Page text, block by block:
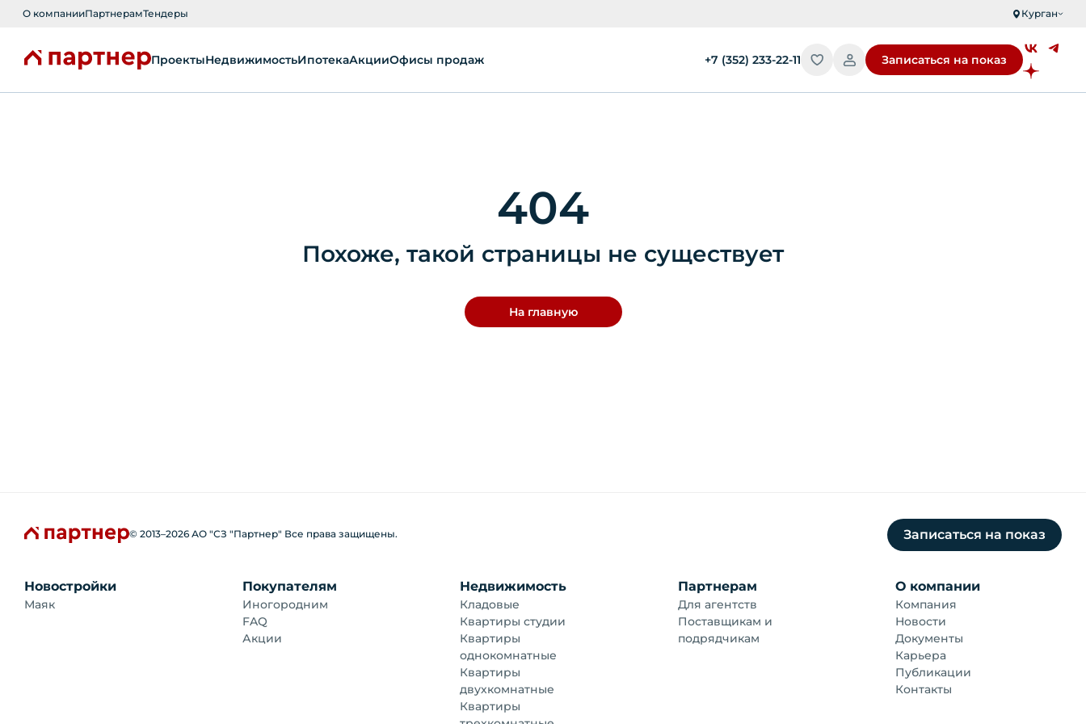
О компанииПартнерамТендеры Курган
ПроектыНедвижимостьИпотекаАкцииОфисы продаж +7 (352) 233-22-11 Записаться на показ
404
Похоже, такой страницы не существует
На главную
© 2013–2026 АО "СЗ "Партнер" Все права защищены. Записаться на показ
Новостройки
Маяк
Покупателям
Иногородним
FAQ
Акции
Недвижимость
Кладовые
Квартиры студии
Квартиры
однокомнатные
Квартиры
двухкомнатные
Квартиры
Партнерам
Для агентств
Поставщикам и
подрядчикам
О компании
Компания
Новости
Документы
Карьера
Публикации
Контакты